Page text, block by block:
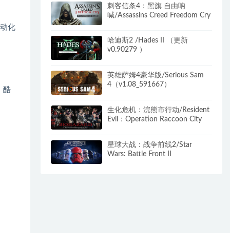
化
酷
刺客信条4：黑旗 自由呐
喊/Assassins Creed Freedom Cry
哈迪斯2 /Hades II （更新
v0.90279 ）
英雄萨姆4豪华版/Serious Sam
4（v1.08_591667）
生化危机：浣熊市行动/Resident
Evil：Operation Raccoon City
星球大战：战争前线2/Star
Wars: Battle Front II